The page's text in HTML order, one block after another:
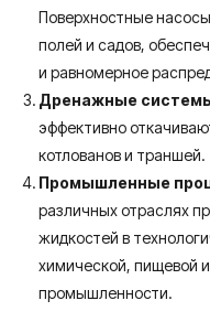
Поверхностные
полей и садов,
и равномерное
Дренажные
эффективно
котлованов и траншей.
Промышленные
различных отраслях
жидкостей в
химической, пищевой
промышленности.